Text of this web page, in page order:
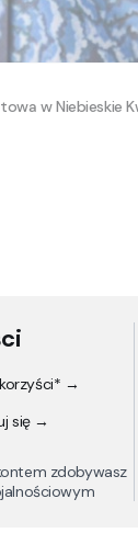
w Niebieskie
→
się →
zdobywasz